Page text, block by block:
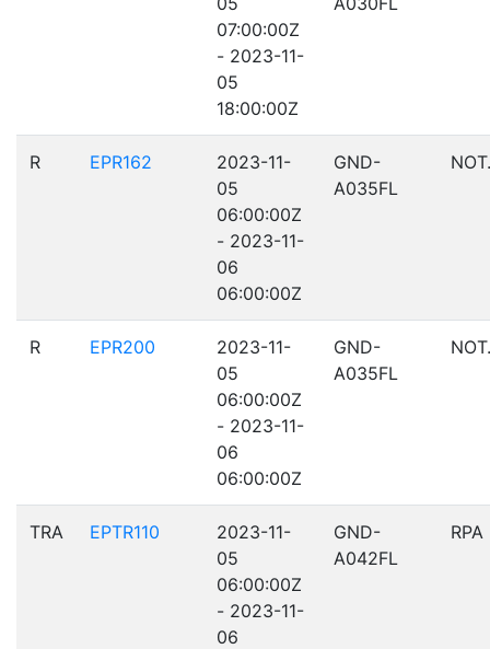
07:00:00Z
- 2023-11-
05
18:00:00Z
R EPR162
2023-11-
05
06:00:00Z
- 2023-11-
06
06:00:00Z
GND-
A035FL
R EPR200
2023-11-
05
06:00:00Z
- 2023-11-
06
06:00:00Z
GND-
A035FL
TRA EPTR110
2023-11-
05
06:00:00Z
- 2023-11-
06
GND-
A042FL
RPA